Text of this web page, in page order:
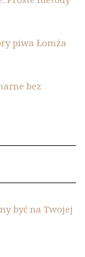
piwa Łomża
bez
być na Twojej